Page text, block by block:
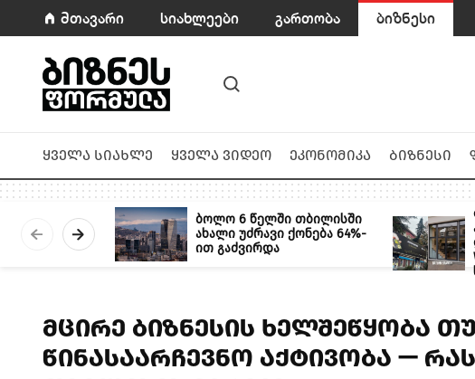
მთავარი სიახლეები გართობა ბიზნესი
ყველა სიახლე ყველა ვიდეო ეკონომიკა ბიზნესი
ბოლო 6 წელში თბილისში
ახალი უძრავი ქონება 64%-
ით გაძვირდა
მცირე ბიზნესის ხელშეწყობა თუ
წინასაარჩევნო აქტივობა —